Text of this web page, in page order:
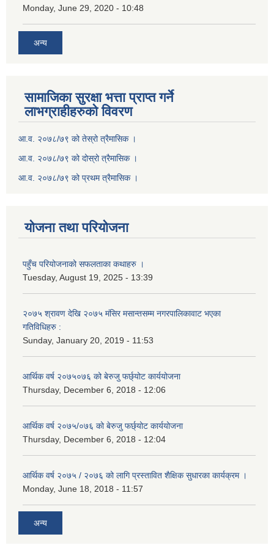
Monday, June 29, 2020 - 10:48
अन्य
सामाजिका सुरक्षा भत्ता प्राप्त गर्ने
लाभग्राहीहरुको विवरण
आ.व. २०७८/७९ को तेस्रो त्रैमासिक ।
आ.व. २०७८/७९ को दोस्रो त्रैमासिक ।
आ.व. २०७८/७९ को प्रथम त्रैमासिक ।
योजना तथा परियोजना
पहुँच परियोजनाको सफलताका कथाहरु ।
Tuesday, August 19, 2025 - 13:39
२०७५ श्रावण देखि २०७५ मंसिर मसान्तसम्म नगरपालिकावाट भएका
गतिविधिहरु :
Sunday, January 20, 2019 - 11:53
आर्थिक वर्ष २०७५०७६ को बेरुजु फर्छ्योट कार्ययोजना
Thursday, December 6, 2018 - 12:06
आर्थिक वर्ष २०७५/०७६ को बेरुजु फर्छ्योट कार्ययोजना
Thursday, December 6, 2018 - 12:04
आर्थिक वर्ष २०७५ / २०७६ को लागि प्रस्तावित शैक्षिक सुधारका कार्यक्रम ।
Monday, June 18, 2018 - 11:57
अन्य